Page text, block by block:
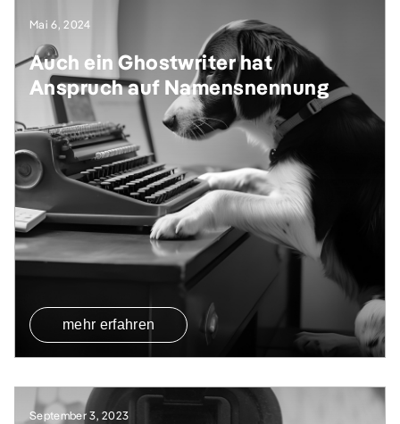
Mai 6, 2024
Auch ein Ghostwriter hat
Anspruch auf Namensnennung
mehr erfahren
September 3, 2023